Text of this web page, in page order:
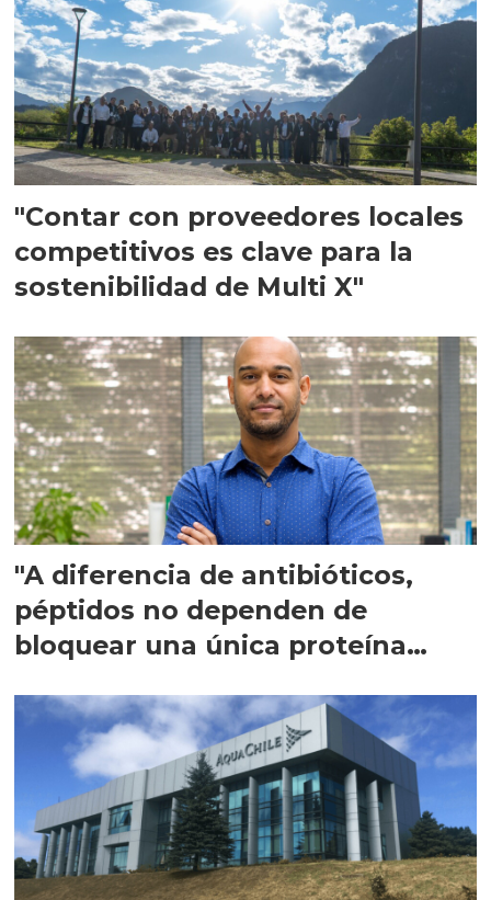
"Contar con proveedores locales
competitivos es clave para la
sostenibilidad de Multi X"
"A diferencia de antibióticos,
péptidos no dependen de
bloquear una única proteína